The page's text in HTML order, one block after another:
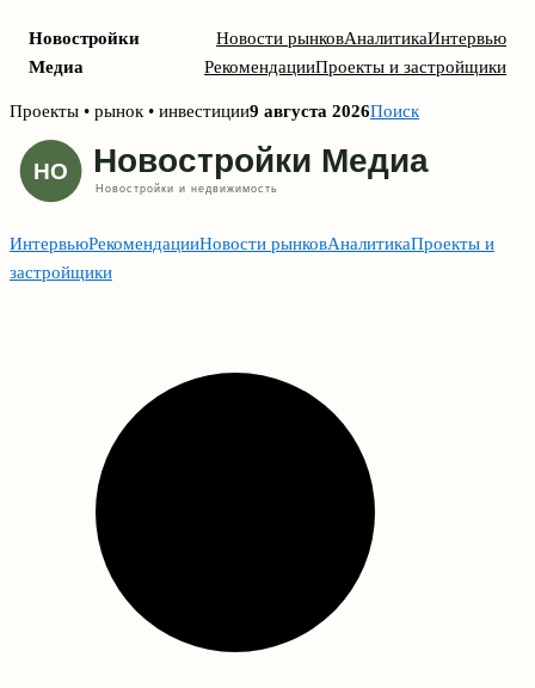
Новостройки
Медиа
Новости рынковАналитикаИнтервью
РекомендацииПроекты и застройщики
Skip
content
Проекты • рынок • инвестиции9 августа 2026Поиск
ИнтервьюРекомендацииНовости рынковАналитикаПроекты и
застройщики